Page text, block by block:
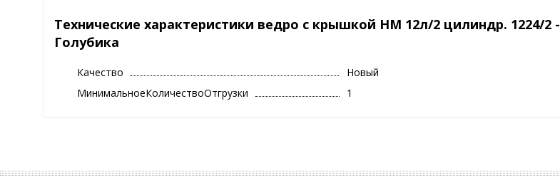
Технические характеристики ведро с крышкой НМ 12л/2 цилиндр. 1224/2 -
Голубика
Качество
Новый
МинимальноеКоличествоОтгрузки
1